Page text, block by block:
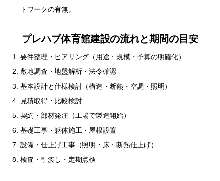
トワークの有無。
プレハブ体育館建設の流れと期間の目安
要件整理・ヒアリング（用途・規模・予算の明確化）
敷地調査・地盤解析・法令確認
基本設計と仕様検討（構造・断熱・空調・照明）
見積取得・比較検討
契約・部材発注（工場で製造開始）
基礎工事・躯体施工・屋根設置
設備・仕上げ工事（照明・床・断熱仕上げ）
検査・引渡し・定期点検